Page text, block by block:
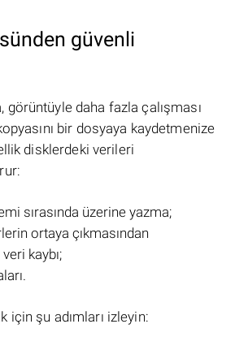
güvenli
görüntüyle daha fazla çalışması
bir dosyaya kaydetmenize
disklerdeki verileri
sırasında üzerine yazma;
ortaya çıkmasından
kaybı;
için şu adımları izleyin: